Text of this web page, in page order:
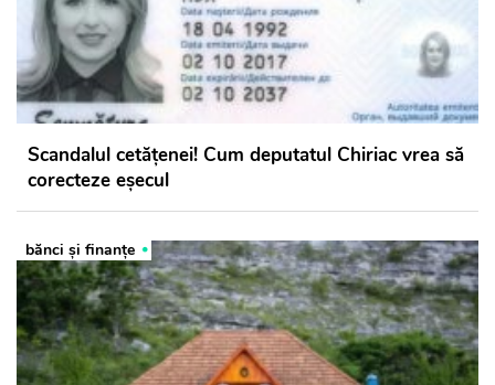
Scandalul cetățenei! Cum deputatul Chiriac vrea să
corecteze eșecul
bănci şi finanţe